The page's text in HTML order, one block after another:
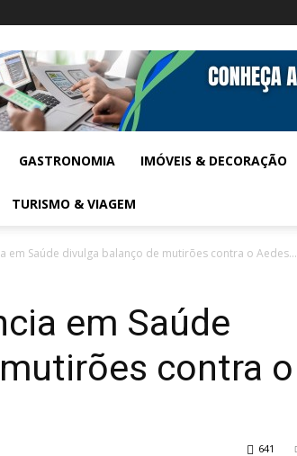
GASTRONOMIA IMÓVEIS & DECORAÇÃO
TURISMO & VIAGEM
em Saúde divulga balanço de mutirões contra o Aedes...
em Saúde
contra o
641